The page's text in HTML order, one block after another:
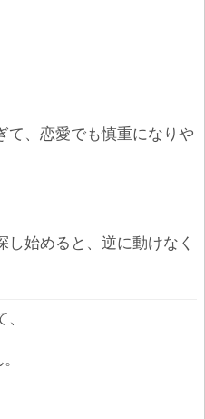
て、恋愛でも慎重になりや
始めると、逆に動けなく